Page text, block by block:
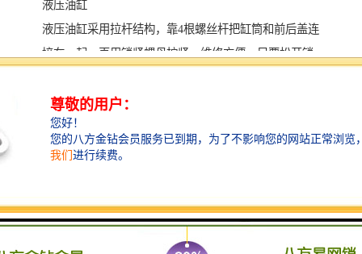
液压油缸
液压油缸采用拉杆结构，靠4根螺丝杆把缸筒和前后盖连
接在一起，再用锁紧螺母拧紧。维修方便，只要松开锁